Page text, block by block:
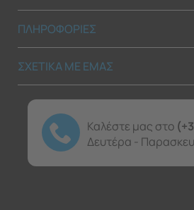
ΠΛΗΡΟΦΟΡΙΕΣ
ΣΧΕΤΙΚΑ ΜΕ ΕΜΑΣ
Καλέστε μας στο
Δευτέρα -